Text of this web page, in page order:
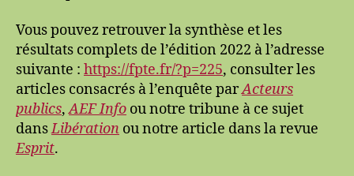
de
l’urgence
environnementale
dans
l’action
publique
Vous pouvez retrouver la synthèse et les
résultats complets de l’édition 2022 à l’adresse
suivante : https://fpte.fr/?p=225, consulter les
articles consacrés à l’enquête parActeurs
publics,AEF Info ou notre tribune à ce sujet
dansLibération ou notre article dans la revue
Esprit.